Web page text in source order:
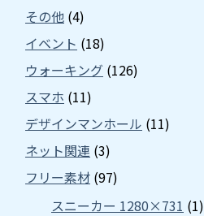
その他 (4)
イベント (18)
ウォーキング (126)
スマホ (11)
デザインマンホール (11)
ネット関連 (3)
フリー素材 (97)
スニーカー 1280×731 (1)